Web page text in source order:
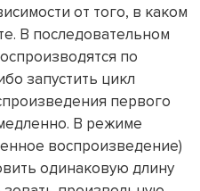
от того, в каком
В последовательном
по
запустить цикл
первого
В режиме
воспроизведение)
одинаковую длину